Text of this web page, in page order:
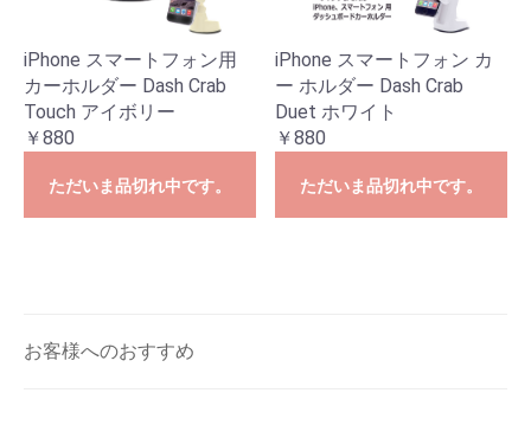
iPhone スマートフォン用
カーホルダー Dash Crab
Touch アイボリー
￥880
ただいま品切れ中です。
iPhone スマートフォン カ
ー ホルダー Dash Crab
Duet ホワイト
￥880
ただいま品切れ中です。
お客様へのおすすめ